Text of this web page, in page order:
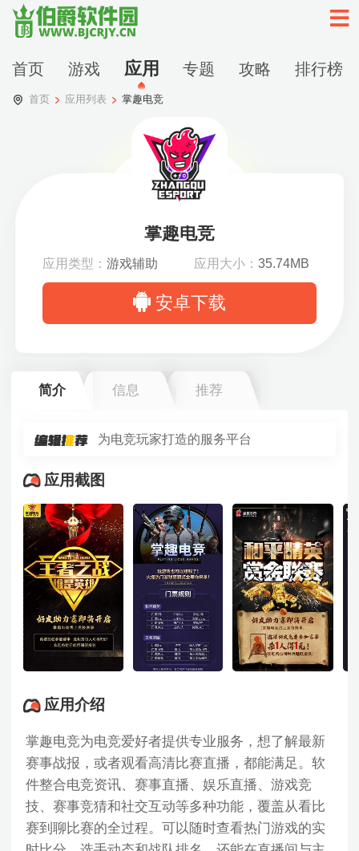
首页 游戏 应用 专题 攻略 排行榜
首页 应用列表 掌趣电竞
掌趣电竞
应用类型： 游戏辅助 应用大小：35.74MB
安卓下载
简介 信息 推荐
为电竞玩家打造的服务平台
应用截图
应用介绍
掌趣电竞为电竞爱好者提供专业服务，想了解最新
赛事战报，或者观看高清比赛直播，都能满足。软
件整合电竞资讯、赛事直播、娱乐直播、游戏竞
技、赛事竞猜和社交互动等多种功能，覆盖从看比
赛到聊比赛的全过程。可以随时查看热门游戏的实